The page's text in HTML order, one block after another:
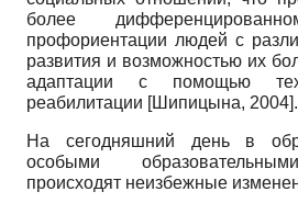
более
профориентации людей с
развития и возможностью их
адаптации с помощью
реабилитации [Шипицына, 2004].
На сегодняшний день в
особыми
происходят неизбежные